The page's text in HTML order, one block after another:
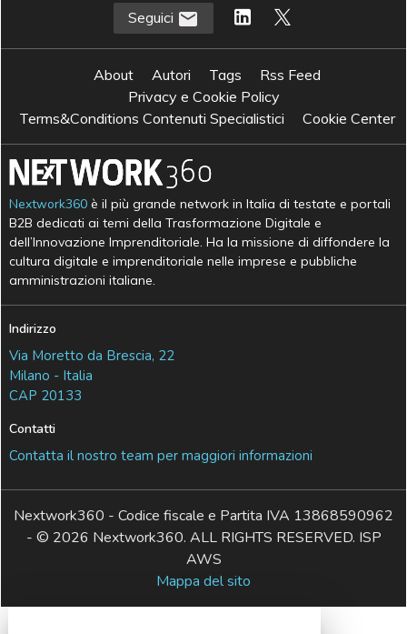
Seguici
About Autori Tags
Rss Feed
Privacy e Cookie Policy
Terms&Conditions Contenuti Specialistici
Cookie Center
Nextwork360 è il più grande network in Italia di testate e portali
B2B dedicati ai temi della Trasformazione Digitale e
dell’Innovazione Imprenditoriale. Ha la missione di diffondere la
cultura digitale e imprenditoriale nelle imprese e pubbliche
amministrazioni italiane.
Indirizzo
Via Moretto da Brescia, 22
Milano - Italia
CAP 20133
Contatti
Contatta il nostro team per maggiori informazioni
Nextwork360 - Codice fiscale e Partita IVA 13868590962
- © 2026 Nextwork360. ALL RIGHTS RESERVED. ISP
AWS
Mappa del sito